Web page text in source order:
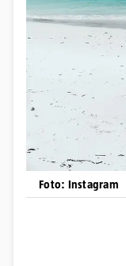
Foto: Instagram